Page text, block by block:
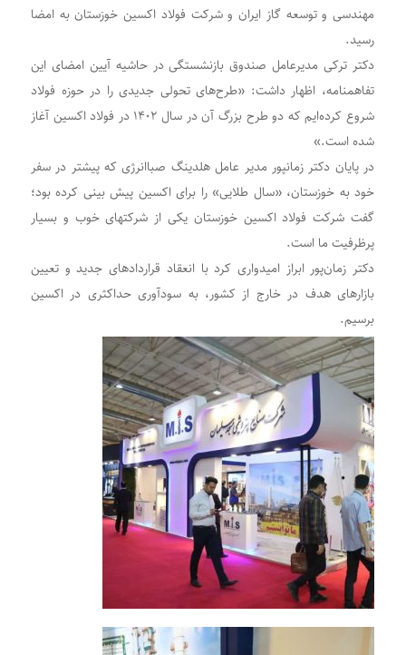
مهندسی و توسعه گاز ایران و شرکت فولاد اکسین خوزستان به امضا
رسید.
دکتر ترکی مدیرعامل صندوق بازنشستگی در حاشیه آیین امضای این
تفاهمنامه، اظهار داشت: «طرح‌های تحولی جدیدی را در حوزه فولاد
شروع کرده‌ایم که دو طرح بزرگ آن در سال ۱۴۰۲ در فولاد اکسین آغاز
شده است.»
در پایان دکتر زمانپور مدیر عامل هلدینگ صباانرژی که پیشتر در سفر
خود به خوزستان، «سال طلایی» را برای اکسین پیش بینی کرده بود؛
گفت شرکت فولاد اکسین خوزستان یکی از شرکتهای خوب و بسیار
پرظرفیت ما است.
دکتر زمان‌پور ابراز امیدواری کرد با انعقاد قراردادهای جدید و تعیین
بازارهای هدف در خارج از کشور، به سودآوری حداکثری در اکسین
برسیم.​